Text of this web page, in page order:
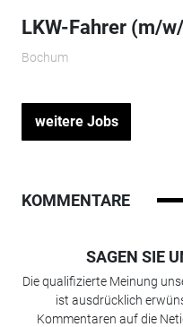
LKW-Fahrer (m/
Bochum
weitere Jobs
KOMMENTARE
SAGEN SIE
Die qualifizierte Meinung
ist ausdrücklich
Kommentaren auf die